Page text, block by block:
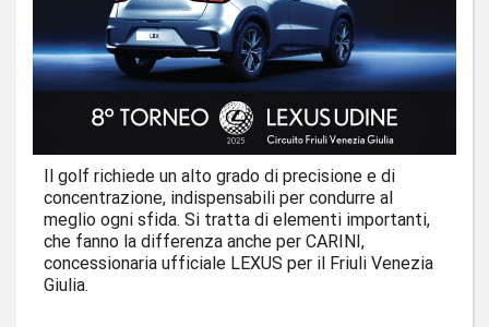
Il golf richiede un alto grado di precisione e di
concentrazione, indispensabili per condurre al
meglio ogni sfida. Si tratta di elementi importanti,
che fanno la differenza anche per CARINI,
concessionaria ufficiale LEXUS per il Friuli Venezia
Giulia.